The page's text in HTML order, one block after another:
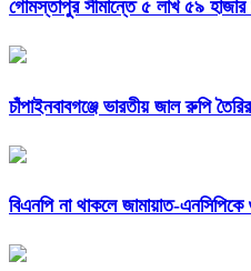
গোমস্তাপুর সীমান্তে ৫ লাখ ৫৯ হাজার
চাঁপাইনবাবগঞ্জে ভারতীয় জাল রুপি
বিএনপি না থাকলে জামায়াত-